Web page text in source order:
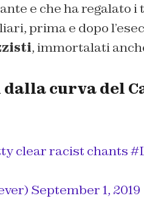
e che ha regalato
prima e dopo
, immortalati
curva del
clear racist chants
September 1, 2019